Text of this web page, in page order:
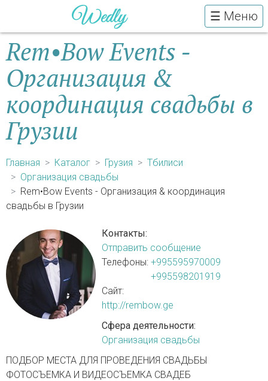
☰ Меню
Rem•Bow Events -
Организация &
координация свадьбы в
Грузии
Главная Каталог Грузия
Тбилиси
Организация свадьбы
Rem•Bow Events - Организация & координация
свадьбы в Грузии
Контакты:
Отправить сообщение
Телефоны: +995595970009
+995598201919
Сайт:
http://rembow.ge
Сфера деятельности:
Организация свадьбы
ПОДБОР МЕСТА ДЛЯ ПРОВЕДЕНИЯ СВАДЬБЫ
ФОТОСЪЕМКА И ВИДЕОСЪЕМКА СВАДЕБ